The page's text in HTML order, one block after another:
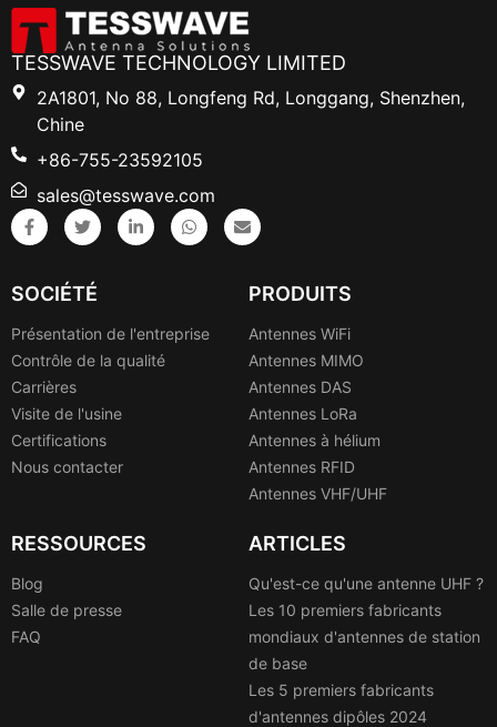
TESSWAVE TECHNOLOGY LIMITED
2A1801, No 88, Longfeng Rd, Longgang, Shenzhen,
Chine
+86-755-23592105
sales@tesswave.com
SOCIÉTÉ
Présentation de l'entreprise
Contrôle de la qualité
Carrières
Visite de l'usine
Certifications
Nous contacter
PRODUITS
Antennes WiFi
Antennes MIMO
Antennes DAS
Antennes LoRa
Antennes à hélium
Antennes RFID
Antennes VHF/UHF
RESSOURCES
Blog
Salle de presse
FAQ
ARTICLES
Qu'est-ce qu'une antenne UHF ?
Les 10 premiers fabricants
mondiaux d'antennes de station
de base
Les 5 premiers fabricants
d'antennes dipôles 2024